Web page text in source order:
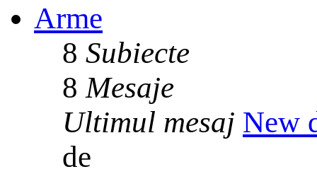
Arme
8 Subiecte
8 Mesaje
Ultimul mesaj New
de